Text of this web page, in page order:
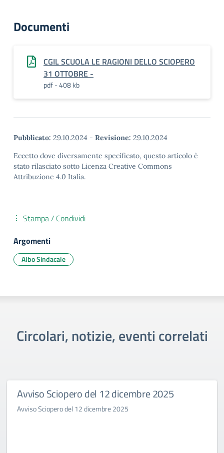
Documenti
CGIL SCUOLA LE RAGIONI DELLO SCIOPERO
31 OTTOBRE -
pdf - 408 kb
Pubblicato: 29.10.2024 - Revisione: 29.10.2024
Eccetto dove diversamente specificato, questo articolo è
stato rilasciato sotto Licenza Creative Commons
Attribuzione 4.0 Italia.
Stampa / Condividi
Argomenti
Albo Sindacale
Circolari, notizie, eventi correlati
Avviso Sciopero del 12 dicembre 2025
Avviso Sciopero del 12 dicembre 2025